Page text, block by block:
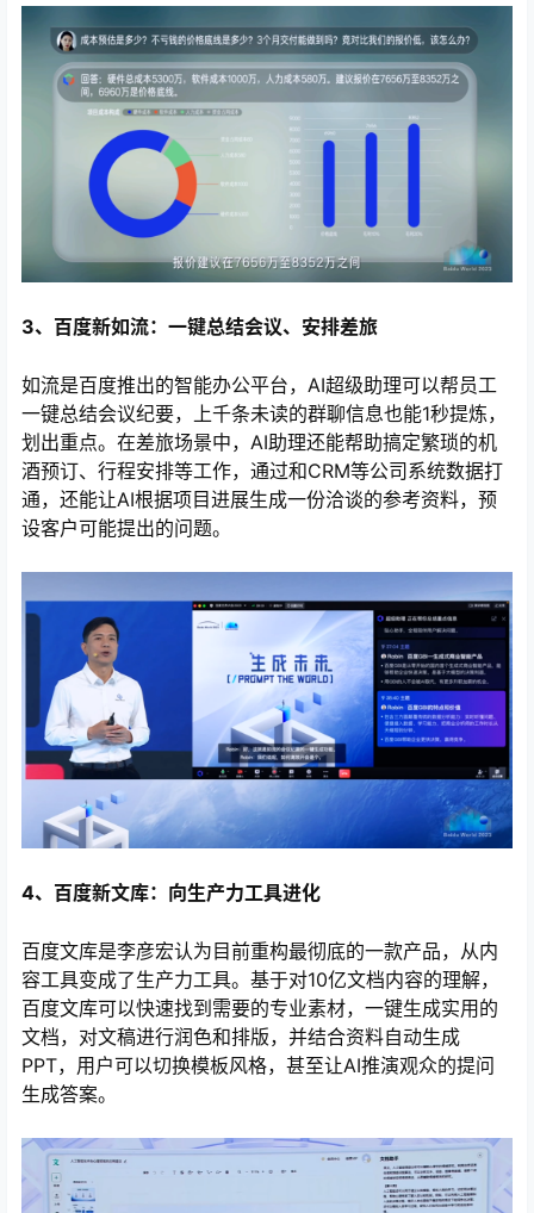
3、百度新如流：一键总结会议、安排差旅
如流是百度推出的智能办公平台，AI超级助理可以帮员工
一键总结会议纪要，上千条未读的群聊信息也能1秒提炼，
划出重点。在差旅场景中，AI助理还能帮助搞定繁琐的机
酒预订、行程安排等工作，通过和CRM等公司系统数据打
通，还能让AI根据项目进展生成一份洽谈的参考资料，预
设客户可能提出的问题。
4、百度新文库：向生产力工具进化
百度文库是李彦宏认为目前重构最彻底的一款产品，从内
容工具变成了生产力工具。基于对10亿文档内容的理解，
百度文库可以快速找到需要的专业素材，一键生成实用的
文档，对文稿进行润色和排版，并结合资料自动生成
PPT，用户可以切换模板风格，甚至让AI推演观众的提问
生成答案。